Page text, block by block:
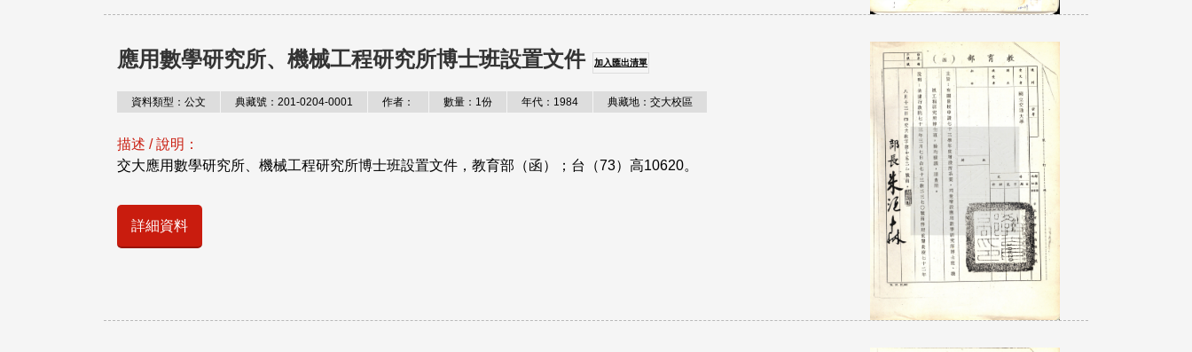
應用數學研究所、機械工程研究所博士班設置文件 加入匯出清單
資料類型：公文 典藏號：201-0204-0001 作者： 數量：1份 年代：1984 典藏地：交大校區
描述 / 說明：
交大應用數學研究所、機械工程研究所博士班設置文件，教育部（函）；台（73）高10620。
詳細資料